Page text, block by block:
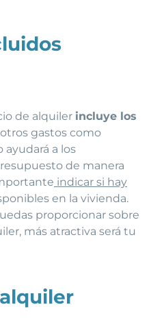
de alquiler incluye los
gastos como
ayudará a los
de manera
indicar si hay
en la vivienda.
proporcionar sobre
más atractiva será tu